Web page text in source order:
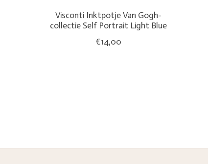
Visconti Inktpotje Van Gogh-
collectie Self Portrait Light Blue
€14,00